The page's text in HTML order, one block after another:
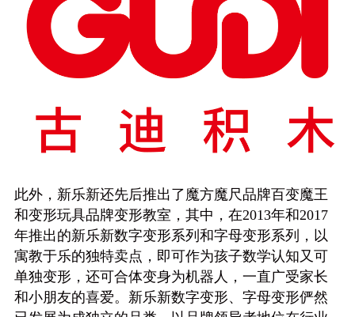
此外，新乐新还先后推出了魔方魔尺品牌百变魔王
和变形玩具品牌变形教室，其中，在2013年和2017
年推出的新乐新数字变形系列和字母变形系列，以
寓教于乐的独特卖点，即可作为孩子数学认知又可
单独变形，还可合体变身为机器人，一直广受家长
和小朋友的喜爱。新乐新数字变形、字母变形俨然